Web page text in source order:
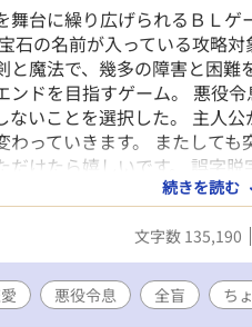
舞台に繰り広げられるＢＬ
石の名前が入っている攻略
と魔法で、幾多の障害と困
ンドを目指すゲーム。 悪役
ないことを選択した。 主人
わっていきます。 またして
だけたら嬉しいです。 誤字脱
告をいただけるとありがたい
完結しました。 2025.8.4 加
2025.11.12 番外編追加分完結
読みくださった方、投票し
。 2026.1.11 ムーンライトノ
で、アルファポリスとは多少
続きを読む
文字数 135,190
悪役令息 全盲 ち